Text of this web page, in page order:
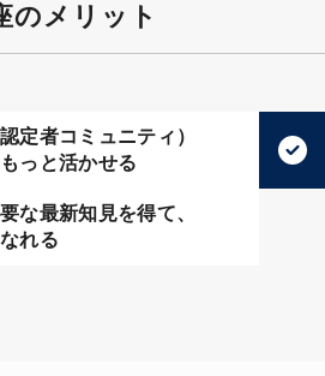
のメリット
定者コミュニティ）
っと活かせる
な最新知見を得て、
れる